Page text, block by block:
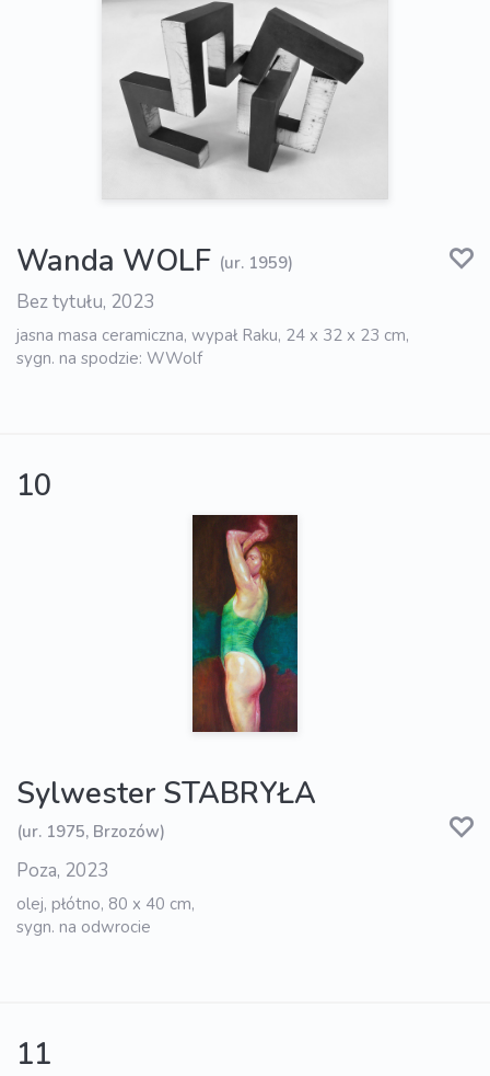
Wanda WOLF (ur. 1959)
Bez tytułu, 2023
jasna masa ceramiczna, wypał Raku, 24 x 32 x 23 cm,
sygn. na spodzie: WWolf
10
Sylwester STABRYŁA
(ur. 1975, Brzozów)
Poza, 2023
olej, płótno, 80 x 40 cm,
sygn. na odwrocie
11